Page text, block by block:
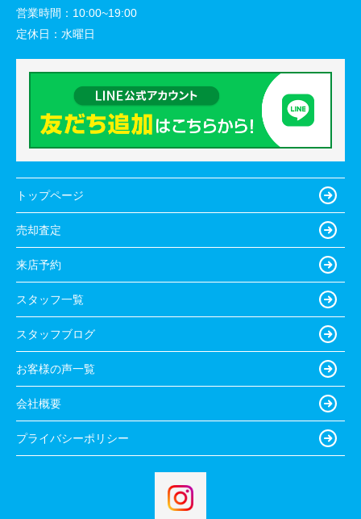
営業時間： 10:00~19:00
定休日： 水曜日
トップページ
売却査定
来店予約
スタッフ一覧
スタッフブログ
お客様の声一覧
会社概要
プライバシーポリシー